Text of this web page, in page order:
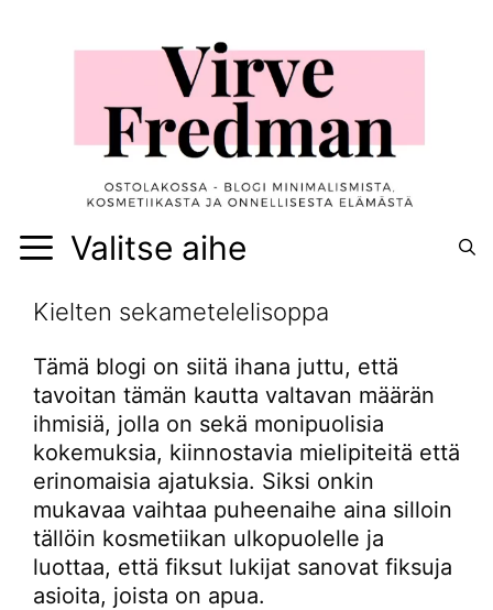
Valitse aihe
Kielten sekametelelisoppa
Tämä blogi on siitä ihana juttu, että
tavoitan tämän kautta valtavan määrän
ihmisiä, jolla on sekä monipuolisia
kokemuksia, kiinnostavia mielipiteitä että
erinomaisia ajatuksia. Siksi onkin
mukavaa vaihtaa puheenaihe aina silloin
tällöin kosmetiikan ulkopuolelle ja
luottaa, että fiksut lukijat sanovat fiksuja
asioita, joista on apua.